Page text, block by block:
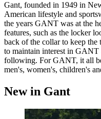
Gant, founded in 1949 in
American lifestyle and
the years GANT was at the
features, such as the locker
back of the collar to keep the
to maintain interest in GANT
following. For GANT, it all
men's, women's, children's
New in Gant